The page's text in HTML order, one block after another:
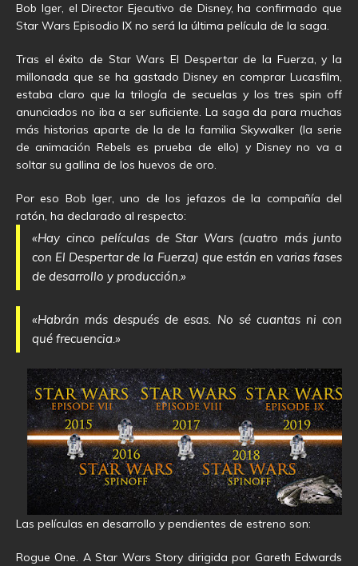
Bob Iger, el Director Ejecutivo de Disney, ha confirmado que
Star Wars Episodio IX no será la última película de la saga.
Tras el éxito de Star Wars El Despertar de la Fuerza, y la
millonada que se ha gastado Disney en comprar Lucasfilm,
estaba claro que la trilogía de secuelas y los tres spin off
anunciados no iba a ser suficiente. La saga da para muchas
más historias aparte de la de la familia Skywalker (la serie
de animación Rebels es prueba de ello) y Disney no va a
soltar su gallina de los huevos de oro.
Por eso Bob Iger, uno de los jefazos de la compañía del
ratón, ha declarado al respecto:
«Hay cinco películas de Star Wars (cuatro más junto
con El Despertar de la Fuerza) que están en varias fases
de desarrollo y producción.»
«Habrán más después de esas. No sé cuantas ni con
qué frecuencia.»
Las películas en desarrollo y pendientes de estreno son:
Rogue One. A Star Wars Story dirigida por Gareth Edwards